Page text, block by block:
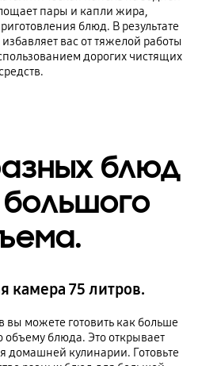
пары и капли жира,
блюд. В результате
вас от тяжелой работы
дорогих чистящих
блюд
камера 75 литров.
вы можете готовить как больше
объему блюда. Это открывает
домашней кулинарии. Готовьте